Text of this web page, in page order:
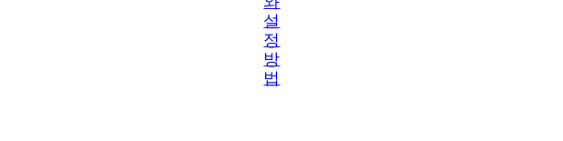
설
정
방
법